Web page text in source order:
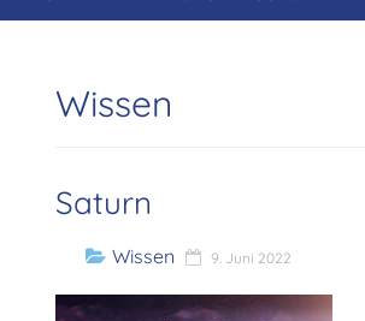
Wissen
Saturn
Wissen 9. Juni 2022